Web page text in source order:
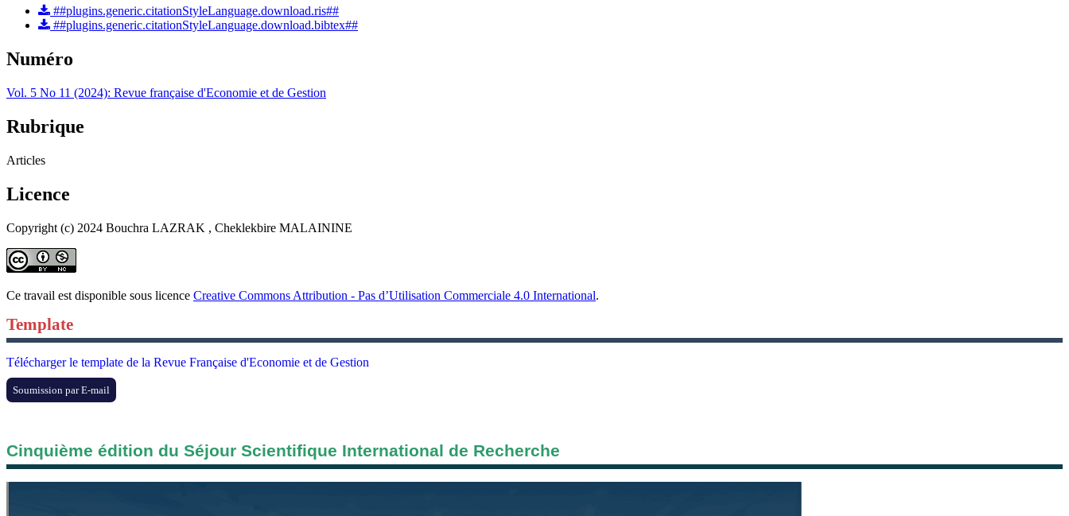
##plugins.generic.citationStyleLanguage.download.ris##
##plugins.generic.citationStyleLanguage.download.bibtex##
Numéro
Vol. 5 No 11 (2024): Revue française d'Economie et de Gestion
Rubrique
Articles
Licence
Copyright (c) 2024 Bouchra LAZRAK , Cheklekbire MALAININE
Ce travail est disponible sous licence Creative Commons Attribution - Pas d’Utilisation Commerciale 4.0 International.
Template
Télécharger le template de la Revue Française d'Economie et de Gestion
Soumission par E-mail
Cinquième édition du Séjour Scientifique International de Recherche